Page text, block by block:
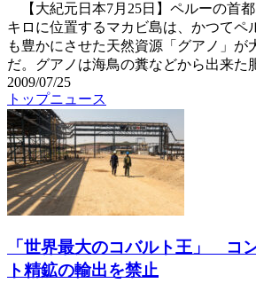
【大紀元日本7月25日】ペルーの首
キロに位置するマカビ島は、かつてペ
も豊かにさせた天然資源「グアノ」が
だ。グアノは海鳥の糞などから出来た
2009/07/25
トップニュース
「世界最大のコバルト王」 コ
ト精鉱の輸出を禁止